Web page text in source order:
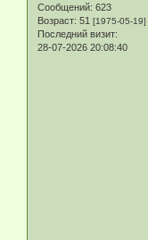
Сообщений: 623
Возраст: 51 [1975-05-19]
Последний визит:
28-07-2026 20:08:40